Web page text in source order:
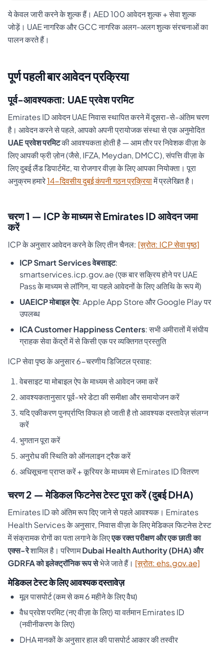
ये केवल जारी करने के शुल्क हैं। AED 100 आवेदन शुल्क + सेवा शुल्क
जोड़ें। UAE नागरिक और GCC नागरिक अलग-अलग शुल्क संरचनाओं का
पालन करते हैं।
पूर्ण पहली बार आवेदन प्रक्रिया
पूर्व-आवश्यकता: UAE प्रवेश परमिट
Emirates ID आवेदन UAE निवास स्थापित करने में दूसरा-से-अंतिम चरण
है। आवेदन करने से पहले, आपको अपनी प्रायोजक संस्था से एक अनुमोदित
UAE प्रवेश परमिटकी आवश्यकता होती है — आम तौर पर निवेशक वीज़ा के
लिए आपकी फ्री ज़ोन (जैसे, IFZA, Meydan, DMCC), संपत्ति वीज़ा के
लिए दुबई लैंड डिपार्टमेंट, या रोजगार वीज़ा के लिए आपका नियोक्ता। पूरा
अनुक्रम हमारे14-दिवसीय दुबई कंपनी गठन प्रक्रियामें प्रलेखित है।
चरण 1 — ICP के माध्यम से Emirates ID आवेदन जमा
करें
ICP के अनुसार आवेदन करने के लिए तीन चैनल: [स्रोत: ICP सेवा पृष्ठ]
ICP Smart Services वेबसाइट:
smartservices.icp.gov.ae (एक बार सक्रिय होने पर UAE
Pass के माध्यम से लॉगिन, या पहले आवेदनों के लिए अतिथि के रूप में)
UAEICP मोबाइल ऐप: Apple App Store और Google Play पर
उपलब्ध
ICA Customer Happiness Centers: सभी अमीरातों में संघीय
ग्राहक सेवा केंद्रों में से किसी एक पर व्यक्तिगत प्रस्तुति
ICP सेवा पृष्ठ के अनुसार 6-चरणीय डिजिटल प्रवाह:
वेबसाइट या मोबाइल ऐप के माध्यम से आवेदन जमा करें
आवश्यकतानुसार पूर्व-भरे डेटा की समीक्षा और समायोजन करें
यदि एकीकरण पुनर्प्राप्ति विफल हो जाती है तो आवश्यक दस्तावेज़ संलग्न
करें
भुगतान पूरा करें
अनुरोध की स्थिति को ऑनलाइन ट्रैक करें
अधिसूचना प्राप्त करें + कूरियर के माध्यम से Emirates ID वितरण
चरण 2 — मेडिकल फिटनेस टेस्ट पूरा करें (दुबई DHA)
Emirates ID को अंतिम रूप दिए जाने से पहले आवश्यक। Emirates
Health Services के अनुसार, निवास वीज़ा के लिए मेडिकल फिटनेस टेस्ट
में संक्रामक रोगों का पता लगाने के लिएएक रक्त परीक्षण और एक छाती का
एक्स-रेशामिल है। परिणामDubai Health Authority (DHA) और
GDRFA को इलेक्ट्रॉनिक रूप सेभेजे जाते हैं। [स्रोत: ehs.gov.ae]
मेडिकल टेस्ट के लिए आवश्यक दस्तावेज़
मूल पासपोर्ट (कम से कम 6 महीने के लिए वैध)
वैध प्रवेश परमिट (नए वीज़ा के लिए) या वर्तमान Emirates ID
(नवीनीकरण के लिए)
DHA मानकों के अनुसार हाल की पासपोर्ट आकार की तस्वीर